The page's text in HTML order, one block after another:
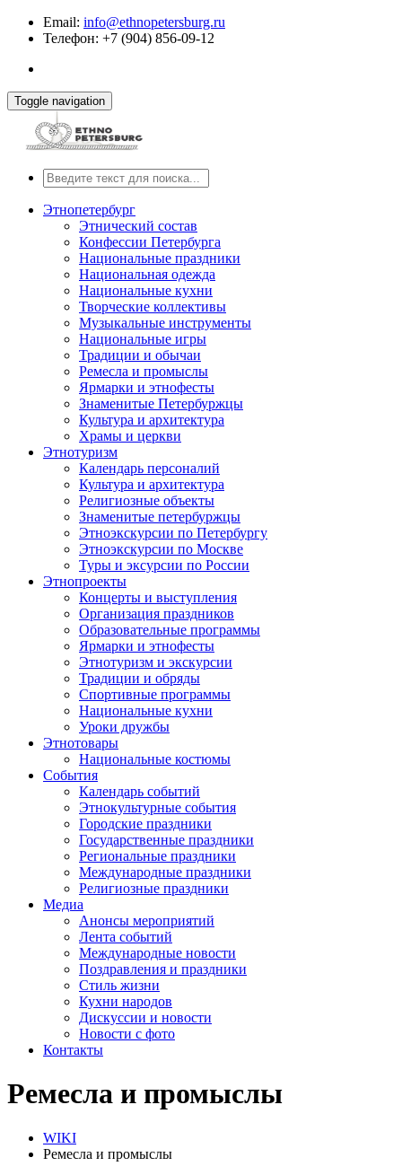
Email: info@ethnopetersburg.ru
Телефон: +7 (904) 856-09-12
Toggle navigation
Этнопетербург
Этнический состав
Конфессии Петербурга
Национальные праздники
Национальная одежда
Национальные кухни
Творческие коллективы
Музыкальные инструменты
Национальные игры
Традиции и обычаи
Ремесла и промыслы
Ярмарки и этнофесты
Знаменитые Петербуржцы
Культура и архитектура
Храмы и церкви
Этнотуризм
Календарь персоналий
Культура и архитектура
Религиозные объекты
Знаменитые петербуржцы
Этноэкскурсии по Петербургу
Этноэкскурсии по Москве
Туры и эксурсии по России
Этнопроекты
Концерты и выступления
Организация праздников
Образовательные программы
Ярмарки и этнофесты
Этнотуризм и экскурсии
Традиции и обряды
Спортивные программы
Национальные кухни
Уроки дружбы
Этнотовары
Национальные костюмы
События
Календарь событий
Этнокультурные события
Городские праздники
Государственные праздники
Региональные праздники
Международные праздники
Религиозные праздники
Медиа
Анонсы мероприятий
Лента событий
Международные новости
Поздравления и праздники
Cтиль жизни
Кухни народов
Дискуссии и новости
Новости с фото
Контакты
Ремесла и промыслы
WIKI
Ремесла и промыслы